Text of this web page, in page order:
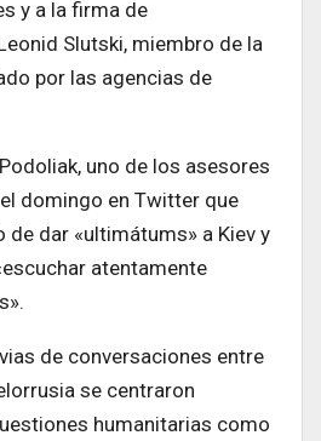
y a la firma de
Slutski, miembro de la
por las agencias de
uno de los asesores
domingo en Twitter que
de dar «ultimátums» a Kiev y
atentamente
de conversaciones entre
se centraron
humanitarias como